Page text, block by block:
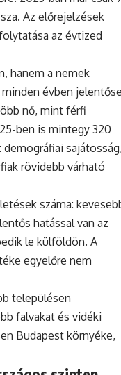
Az előrejelzések
az évtized
hanem a nemek
évben
nő, mint férfi
ben is mintegy 320
sajátosság,
rövidebb várható
száma:
hatással van az
le külföldön. A
egyelőre nem
településen
falvakat és vidéki
Budapest környéke,